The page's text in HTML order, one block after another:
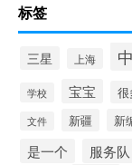
标签
三星 上海
学校 宝宝 很
文件 新疆 新
是一个 服务队